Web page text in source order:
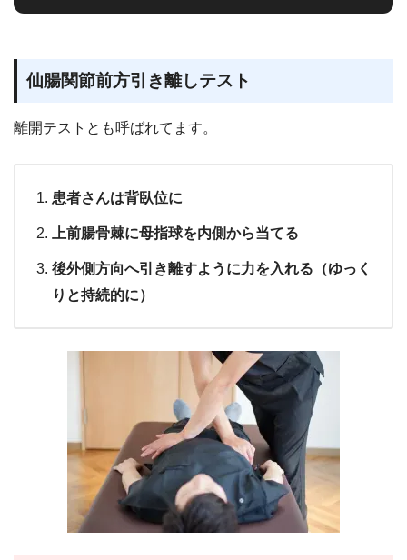
仙腸関節前方引き離しテスト
離開テストとも呼ばれてます。
患者さんは背臥位に
上前腸骨棘に母指球を内側から当てる
後外側方向へ引き離すように力を入れる（ゆっく
りと持続的に）